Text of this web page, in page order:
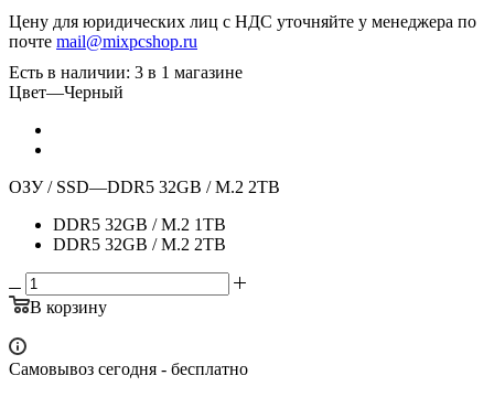
Цену для юридических лиц с НДС уточняйте у менеджера по
почте mail@mixpcshop.ru
Есть в наличии: 3 в 1 магазине
Цвет—Черный
ОЗУ / SSD—DDR5 32GB / M.2 2TB
DDR5 32GB / M.2 1TB
DDR5 32GB / M.2 2TB
В корзину
Самовывоз сегодня - бесплатно